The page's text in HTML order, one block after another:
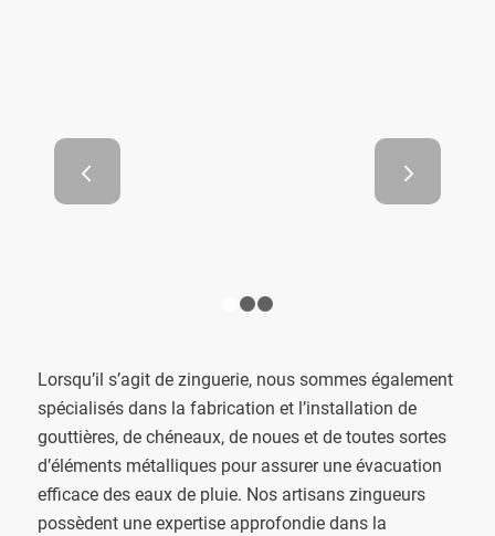
Comment choisir les
Lorsqu’il s’agit de zinguerie, nous sommes également
spécialisés dans la fabrication et l’installation de
gouttières, de chéneaux, de noues et de toutes sortes
d’éléments métalliques pour assurer une évacuation
efficace des eaux de pluie. Nos artisans zingueurs
possèdent une expertise approfondie dans la